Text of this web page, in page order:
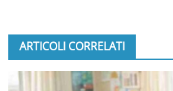
ARTICOLI CORRELATI